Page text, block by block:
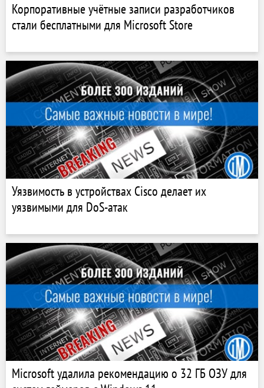
Корпоративные учётные записи разработчиков
стали бесплатными для Microsoft Store
Уязвимость в устройствах Cisco делает их
уязвимыми для DoS-атак
Microsoft удалила рекомендацию о 32 ГБ ОЗУ для